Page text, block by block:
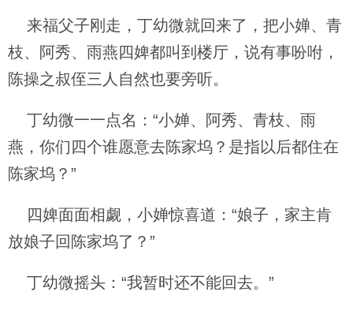
来福父子刚走，丁幼微就回来了，把小婵、青
枝、阿秀、雨燕四婢都叫到楼厅，说有事吩咐，
陈操之叔侄三人自然也要旁听。
丁幼微一一点名：“小婵、阿秀、青枝、雨
燕，你们四个谁愿意去陈家坞？是指以后都住在
陈家坞？”
四婢面面相觑，小婵惊喜道：“娘子，家主肯
放娘子回陈家坞了？”
丁幼微摇头：“我暂时还不能回去。”